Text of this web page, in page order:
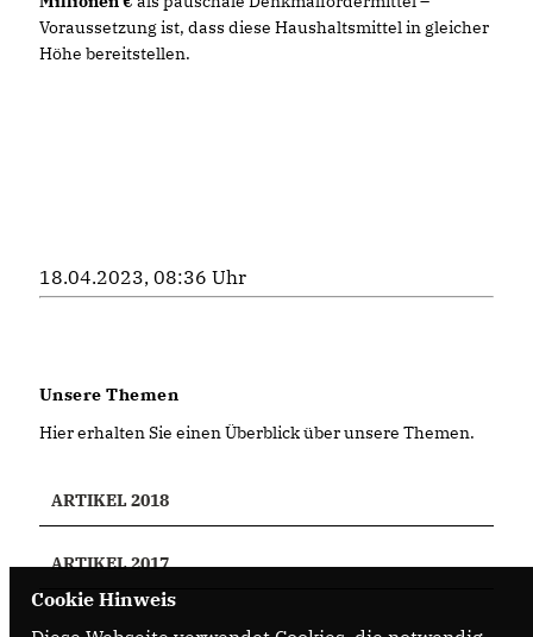
Voraussetzung ist, dass diese Haushaltsmittel in gleicher
Höhe bereitstellen.
18.04.2023, 08:36 Uhr
Unsere Themen
Hier erhalten Sie einen Überblick über unsere Themen.
ARTIKEL 2018
ARTIKEL 2017
Cookie Hinweis